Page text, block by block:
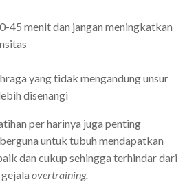
45 menit dan jangan meningkatkan
yang tidak mengandung unsur
disenangi
per harinya juga penting
untuk tubuh mendapatkan
dan cukup sehingga terhindar dari
overtraining.